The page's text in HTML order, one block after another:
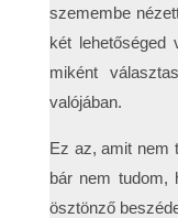
szemembe
két
miként
valójában.
Ez az, amit nem
bár nem tudom,
ösztönző